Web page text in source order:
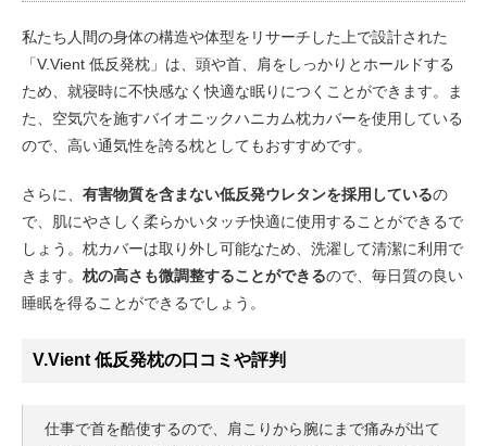
私たち人間の身体の構造や体型をリサーチした上で設計された
「V.Vient 低反発枕」は、頭や首、肩をしっかりとホールドする
ため、就寝時に不快感なく快適な眠りにつくことができます。ま
た、空気穴を施すバイオニックハニカム枕カバーを使用している
ので、高い通気性を誇る枕としてもおすすめです。
さらに、 有害物質を含まない低反発ウレタンを採用しているの
で、肌にやさしく柔らかいタッチ快適に使用することができるで
しょう。枕カバーは取り外し可能なため、洗濯して清潔に利用で
きます。 枕の高さも微調整することができるので、毎日質の良い
睡眠を得ることができるでしょう。
V.Vient 低反発枕の口コミや評判
仕事で首を酷使するので、肩こりから腕にまで痛みが出て